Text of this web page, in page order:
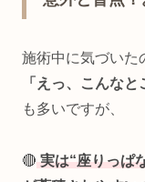
施術中に気づいた
「えっ、こんなと
も多いですが、
🔴 実は“座りっぱ